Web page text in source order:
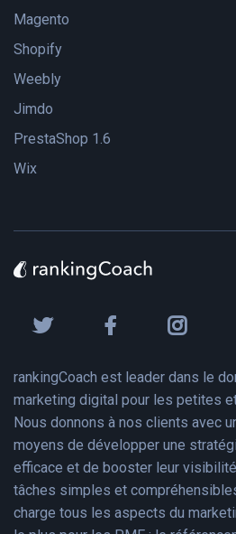
Magento
Shopify
Weebly
Jimdo
PrestaShop 1.6
Wix
rankingCoach est leader dans le
marketing digital pour les petites
Nous donnons à nos clients avec
moyens de développer une
efficace et de booster leur
tâches simples et
charge tous les aspects du